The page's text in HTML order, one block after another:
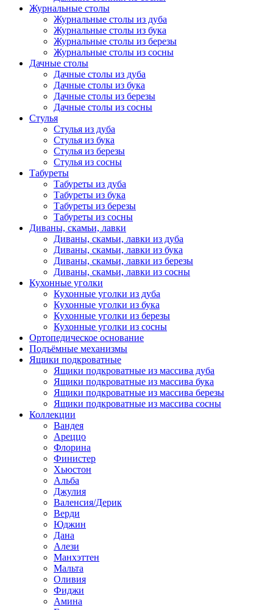
Журнальные столы
Журнальные столы из дуба
Журнальные столы из бука
Журнальные столы из березы
Журнальные столы из сосны
Дачные столы
Дачные столы из дуба
Дачные столы из бука
Дачные столы из березы
Дачные столы из сосны
Стулья
Стулья из дуба
Стулья из бука
Стулья из березы
Стулья из сосны
Табуреты
Табуреты из дуба
Табуреты из бука
Табуреты из березы
Табуреты из сосны
Диваны, скамьи, лавки
Диваны, скамьи, лавки из дуба
Диваны, скамьи, лавки из бука
Диваны, скамьи, лавки из березы
Диваны, скамьи, лавки из сосны
Кухонные уголки
Кухонные уголки из дуба
Кухонные уголки из бука
Кухонные уголки из березы
Кухонные уголки из сосны
Ортопедическое основание
Подъёмные механизмы
Ящики подкроватные
Ящики подкроватные из массива дуба
Ящики подкроватные из массива бука
Ящики подкроватные из массива березы
Ящики подкроватные из массива сосны
Коллекции
Вандея
Ареццо
Флорина
Финистер
Хьюстон
Альба
Джулия
Валенсия/Дерик
Верди
Юджин
Дана
Алези
Манхэттен
Мальта
Оливия
Фиджи
Амина